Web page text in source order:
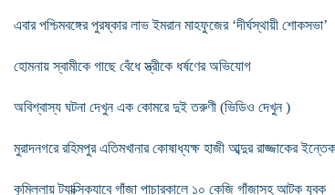
এবার পশ্চিমবঙ্গের পুরষ্কার লাভ ইমরান মাহফুজের ‘দীর্ঘস্থায়ী শোকসভা’
হোমনায় স্বামীকে গাছে বেঁধে স্ত্রীকে ধর্ষণের অভিযোগ
অবিশ্বাস্য ঘটনা দেখুন এক কোমরে দুই তরুণী (ভিডিও দেখুন )
মুরাদনগরে রহিমপুর এতিমখানার কোষাধ্যক্ষ হাজী আব্দুর রাজ্জাকের
কুমিল্লায় ট্যাক্সিক্যাবে গাঁজা পাচারকালে ১০ কেজি গাঁজাসহ আটক যুবক